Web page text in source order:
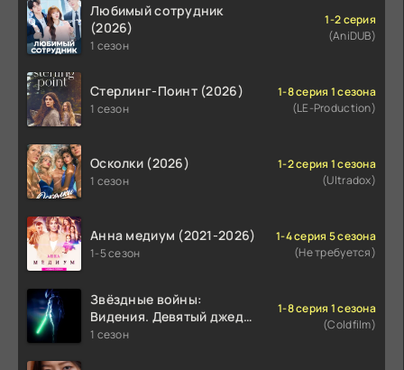
Любимый сотрудник
(2026)
1 сезон
1-2 серия
(AniDUB)
Стерлинг-Поинт (2026)
1 сезон
1-8 серия 1 сезона
(LE-Production)
Осколки (2026)
1 сезон
1-2 серия 1 сезона
(Ultradox)
Анна медиум (2021-2026)
1-5 сезон
1-4 серия 5 сезона
(Не требуется)
Звёздные войны:
Видения. Девятый джедай
(2026)
1 сезон
1-8 серия 1 сезона
(Coldfilm)